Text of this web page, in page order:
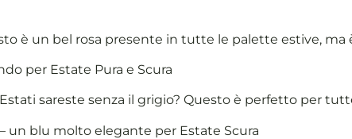
è un bel rosa presente in tutte le palette estive, ma
per Estate Pura e Scura
sareste senza il grigio? Questo è perfetto per
– un blu molto elegante per Estate Scura